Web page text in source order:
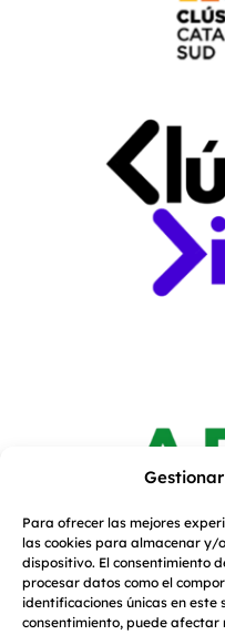
Para ofrecer las mejores
las cookies para almacenar y/
dispositivo. El consentimiento
procesar datos como el
identificaciones únicas en
consentimiento, puede